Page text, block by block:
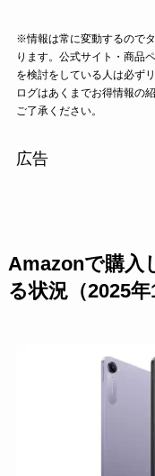
※情報は常に変動するので
ります。公式サイト・商品
を検討をしている人は必ず
ログはあくまでお得情報の
ご了承ください。
広告
Amazonで購入
る状況（2025年